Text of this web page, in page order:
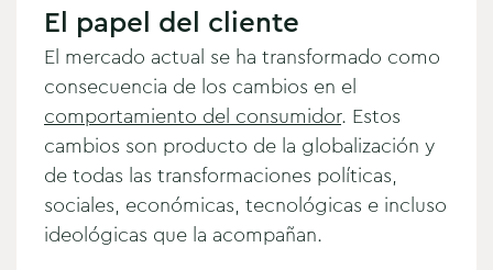
El papel del cliente
El mercado actual se ha transformado como
consecuencia de los cambios en el
comportamiento del consumidor. Estos
cambios son producto de la globalización y
de todas las transformaciones políticas,
sociales, económicas, tecnológicas e incluso
ideológicas que la acompañan.